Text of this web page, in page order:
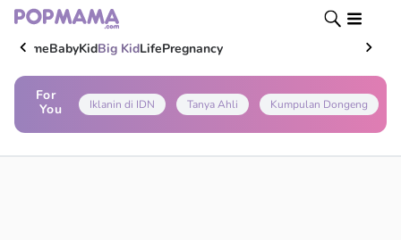
HomeBabyKidBig KidLifePregnancy
For
You
Iklanin di IDN Tanya Ahli Kumpulan Dongeng